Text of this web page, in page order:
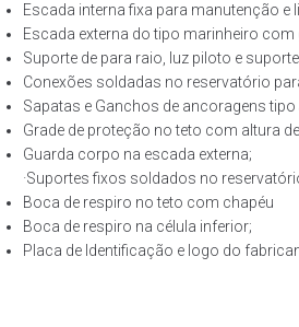
Escada interna fixa para manutenção e
Escada externa do tipo marinheiro
Suporte de para raio, luz piloto e
Conexões soldadas no reservatório
Sapatas e Ganchos de ancoragens
Grade de proteção no teto com altura
Guarda corpo na escada externa;
·Suportes fixos soldados no
Boca de respiro no teto com chapéu
Boca de respiro na célula inferior;
Placa de Identificação e logo do